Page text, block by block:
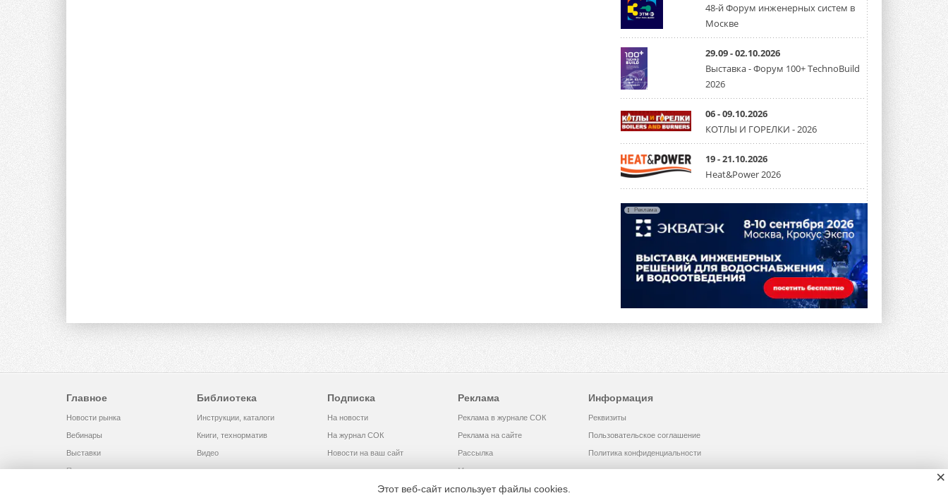
48-й Форум инженерных систем в
Москве
29.09 - 02.10.2026
Выставка - Форум 100+ TechnoBuild
2026
06 - 09.10.2026
КОТЛЫ И ГОРЕЛКИ - 2026
19 - 21.10.2026
Heat&Power 2026
Реклама
Главное
Новости рынка
Вебинары
Выставки
Помощь
Библиотека
Инструкции, каталоги
Книги, технорматив
Видео
Подписка
На новости
На журнал СОК
Новости на ваш сайт
Реклама
Реклама в журнале СОК
Реклама на сайте
Рассылка
Медиакит
Информация
Реквизиты
Пользовательское соглашение
Политика конфиденциальности
Этот веб-сайт использует файлы cookies.
×